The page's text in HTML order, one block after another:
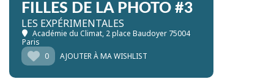
FILLES DE LA PHOTO #3
LES EXPÉRIMENTALES
Académie du Climat, 2 place Baudoyer 75004
Paris
0
AJOUTER À MA WISHLIST